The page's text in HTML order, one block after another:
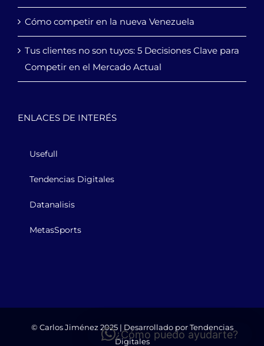
Cómo competir en la nueva Venezuela
Tus clientes no son tuyos: 5 Decisiones Clave para
Competir en el Mercado Actual
ENLACES DE INTERÉS
Usefull
Tendencias Digitales
Datanalisis
MetasSports
© Carlos Jiménez 2025 | Desarrollado porTendencias
Digitales
¿Cómo puedo ayudarte?